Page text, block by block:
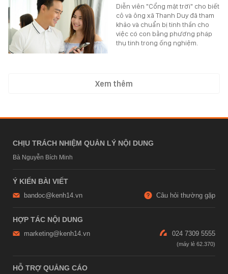
Diễn viên "Cổng mặt trời" cho biết
cô và ông xã Thanh Duy đã tham
khảo và chuẩn bị tinh thần cho
việc có con bằng phương pháp
thụ tinh trong ống nghiệm.
Xem thêm
CHỊU TRÁCH NHIỆM QUẢN LÝ NỘI DUNG
Bà Nguyễn Bích Minh
Ý KIẾN BÀI VIẾT
bandoc@kenh14.vn Câu hỏi thường gặp
HỢP TÁC NỘI DUNG
marketing@kenh14.vn 024 7309 5555
HỖ TRỢ QUẢNG CÁO